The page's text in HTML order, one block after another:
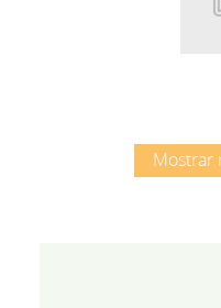
Mostrar